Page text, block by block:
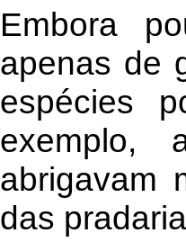
Embora
apenas de
espécies
exemplo,
abrigavam
das